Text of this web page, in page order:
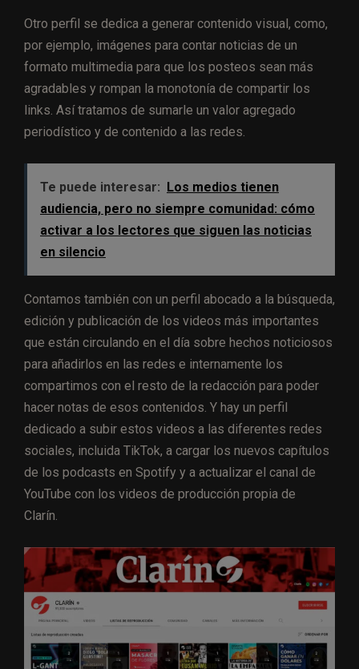
Otro perfil se dedica a generar contenido visual, como,
por ejemplo, imágenes para contar noticias de un
formato multimedia para que los posteos sean más
agradables y rompan la monotonía de compartir los
links. Así tratamos de sumarle un valor agregado
periodístico y de contenido a las redes.
Te puede interesar: Los medios tienen
audiencia, pero no siempre comunidad: cómo
activar a los lectores que siguen las noticias
en silencio
Contamos también con un perfil abocado a la búsqueda,
edición y publicación de los videos más importantes
que están circulando en el día sobre hechos noticiosos
para añadirlos en las redes e internamente los
compartimos con el resto de la redacción para poder
hacer notas de esos contenidos. Y hay un perfil
dedicado a subir estos videos a las diferentes redes
sociales, incluida TikTok, a cargar los nuevos capítulos
de los podcasts en Spotify y a actualizar el canal de
YouTube con los videos de producción propia de
Clarín.